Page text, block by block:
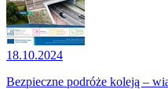
18.10.2024
Bezpieczne podróże koleją –